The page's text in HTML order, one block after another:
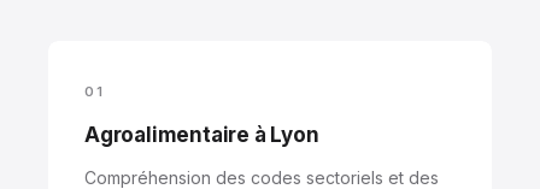
01
Agroalimentaire à Lyon
Compréhension des codes sectoriels et des